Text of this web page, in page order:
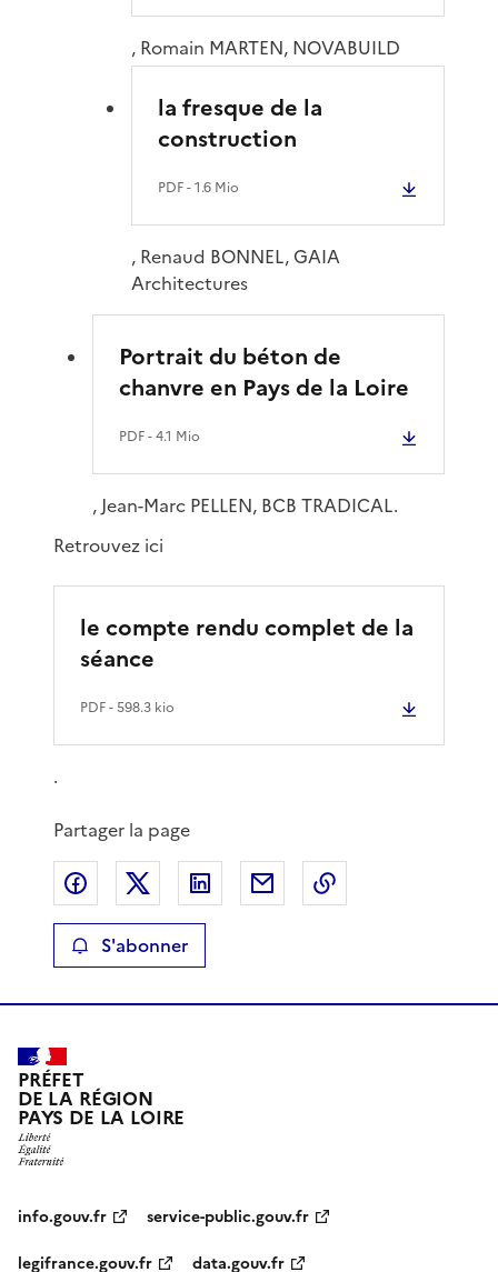
, Romain MARTEN, NOVABUILD
la fresque de la
construction
PDF- 1.6 Mio
, Renaud BONNEL, GAIA
Architectures
Portrait du béton de
chanvre en Pays de la Loire
PDF- 4.1 Mio
, Jean-Marc PELLEN, BCB TRADICAL.
Retrouvez ici
le compte rendu complet de la
séance
PDF- 598.3 kio
.
Partager la page
Partager sur Facebook
Partager sur XPartager sur LinkedIn
Partager par email
S'abonner
PRÉFET
DE LA RÉGION
PAYS DE LA LOIRE
info.gouv.fr
service-public.gouv.fr
legifrance.gouv.fr
data.gouv.fr